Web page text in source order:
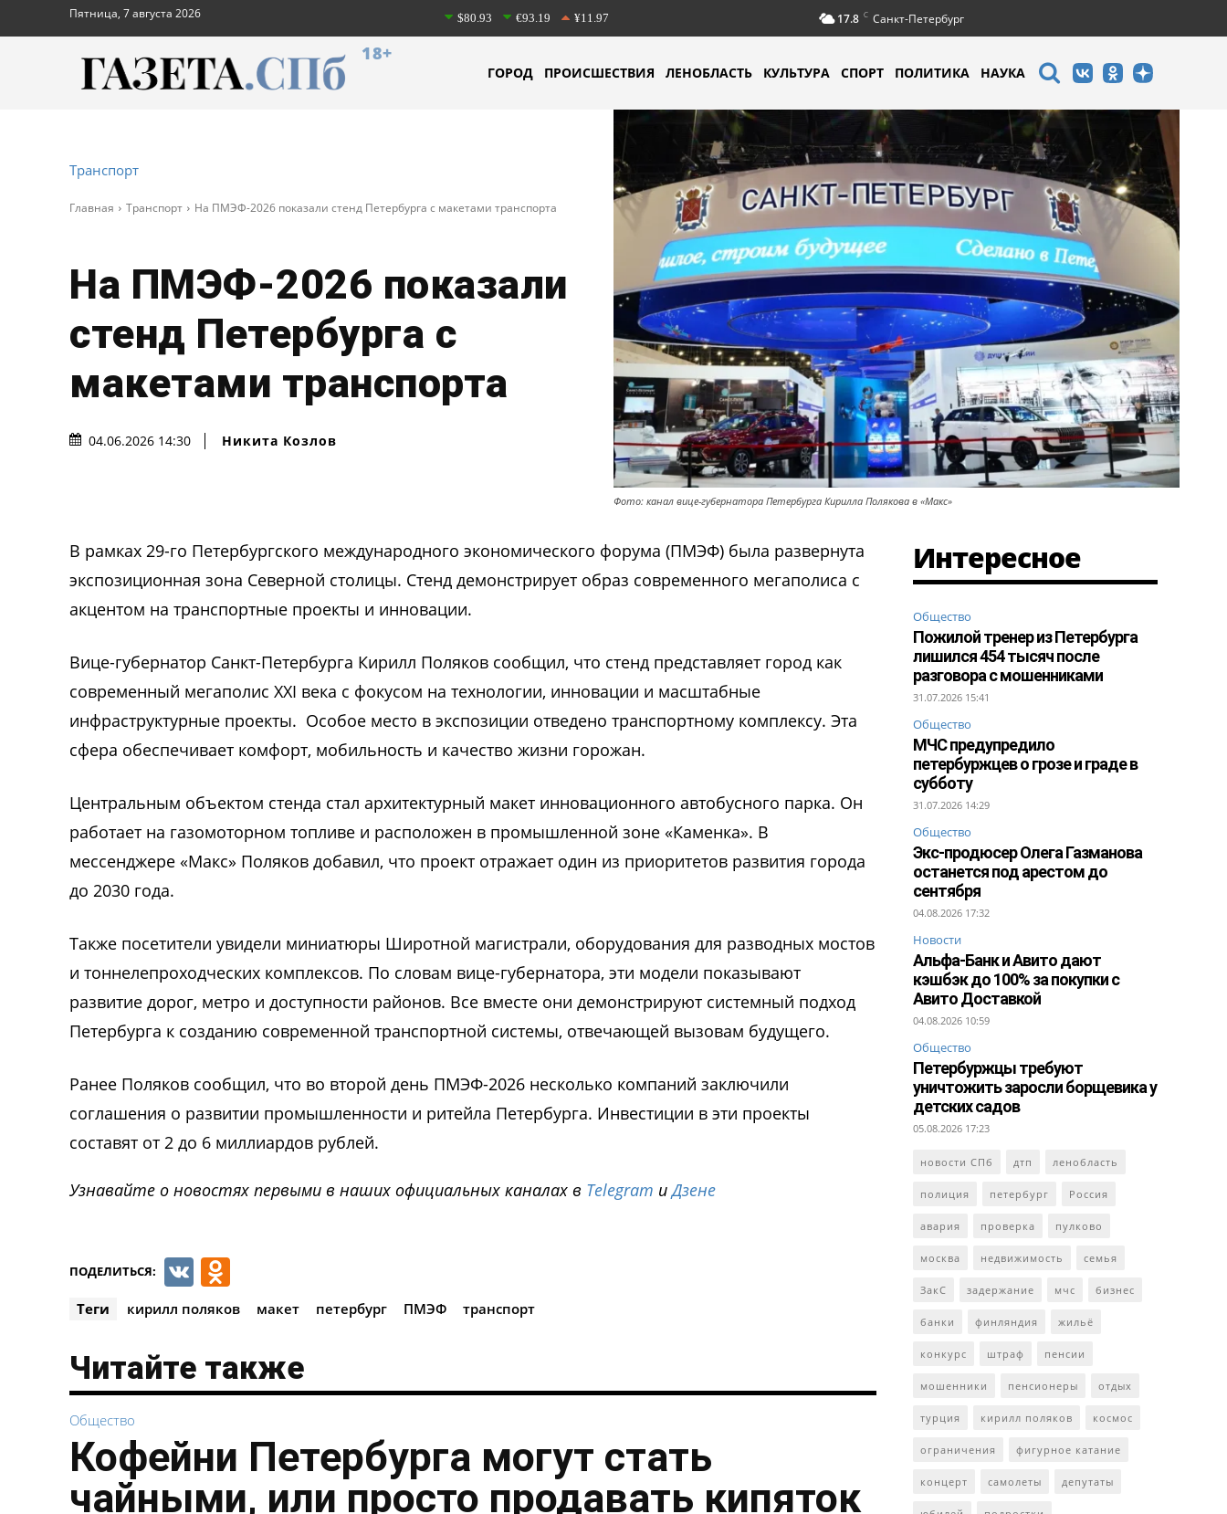
Пятница, 7 августа 2026 $80.93 €93.19 ¥11.97 17.8 C Санкт-Петербург
18+
ГОРОД ПРОИСШЕСТВИЯ ЛЕНОБЛАСТЬ КУЛЬТУРА СПОРТ ПОЛИТИКА НАУКА
Транспорт
Главная Транспорт На ПМЭФ-2026 показали стенд Петербурга с макетами транспорта
На ПМЭФ-2026 показали
стенд Петербурга с
макетами транспорта
04.06.2026 14:30 Никита Козлов
Фото: канал вице-губернатора Петербурга Кирилла Полякова в «Макс»
В рамках 29-го Петербургского международного экономического форума (ПМЭФ) была развернута
экспозиционная зона Северной столицы. Стенд демонстрирует образ современного мегаполиса с
акцентом на транспортные проекты и инновации.
Вице-губернатор Санкт-Петербурга Кирилл Поляков сообщил, что стенд представляет город как
современный мегаполис XXI века с фокусом на технологии, инновации и масштабные
инфраструктурные проекты. Особое место в экспозиции отведено транспортному комплексу. Эта
сфера обеспечивает комфорт, мобильность и качество жизни горожан.
Центральным объектом стенда стал архитектурный макет инновационного автобусного парка. Он
работает на газомоторном топливе и расположен в промышленной зоне «Каменка». В
мессенджере «Макс» Поляков добавил, что проект отражает один из приоритетов развития города
до 2030 года.
Также посетители увидели миниатюры Широтной магистрали, оборудования для разводных мостов
и тоннелепроходческих комплексов. По словам вице-губернатора, эти модели показывают
развитие дорог, метро и доступности районов. Все вместе они демонстрируют системный подход
Петербурга к созданию современной транспортной системы, отвечающей вызовам будущего.
Ранее Поляков сообщил, что во второй день ПМЭФ-2026 несколько компаний заключили
соглашения о развитии промышленности и ритейла Петербурга. Инвестиции в эти проекты
составят от 2 до 6 миллиардов рублей.
Узнавайте о новостях первыми в наших официальных каналах в Telegram иДзене
ПОДЕЛИТЬСЯ: VK
Теги кирилл поляков макет петербург ПМЭФ транспорт
Читайте также
Общество
Кофейни Петербурга могут стать
чайными, или просто продавать кипяток
Интересное
Общество
Пожилой тренер из Петербурга
лишился 454 тысяч после
разговора с мошенниками
31.07.2026 15:41
Общество
МЧС предупредило
петербуржцев о грозе и граде в
субботу
31.07.2026 14:29
Общество
Экс-продюсер Олега Газманова
останется под арестом до
сентября
04.08.2026 17:32
Новости
Альфа-Банк и Авито дают
кэшбэк до 100% за покупки с
Авито Доставкой
04.08.2026 10:59
Общество
Петербуржцы требуют
уничтожить заросли борщевика у
детских садов
05.08.2026 17:23
новости СПб дтп ленобласть
полиция петербург Россия
авария проверка пулково
москва недвижимость семья
ЗакС задержание мчс бизнес
банки финляндия жильё
конкурс штраф пенсии
мошенники пенсионеры отдых
турция кирилл поляков космос
ограничения фигурное катание
концерт самолеты депутаты